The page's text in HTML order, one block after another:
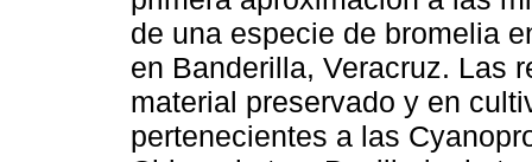
de una especie de bromelia
en Banderilla, Veracruz. Las
material preservado y en
pertenecientes a las